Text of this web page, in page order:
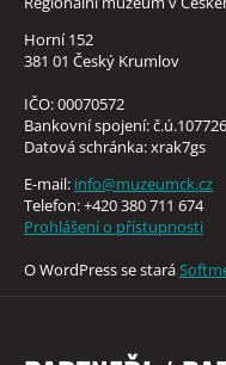
Horní 152
381 01 Český Krumlov
IČO: 00070572
Bankovní spojení:
Datová schránka: xrak7gs
E-mail: info@muzeumck.cz
Telefon: +420 380 711 674
Prohlášení o přístupnosti
O WordPress se stará